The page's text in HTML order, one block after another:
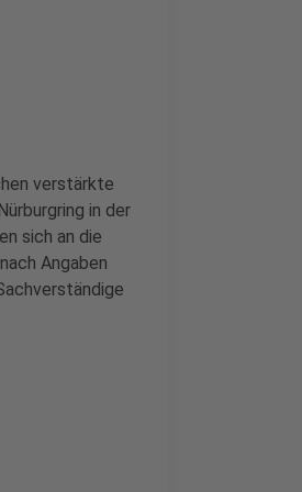
verstärkte
in der
sich an die
Angaben